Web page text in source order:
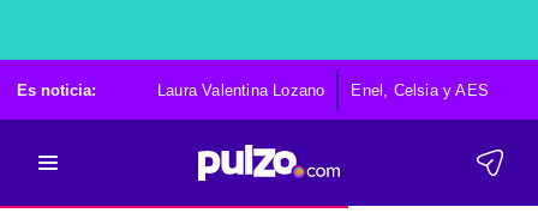
Es noticia: Laura Valentina Lozano Enel, Celsia y AES